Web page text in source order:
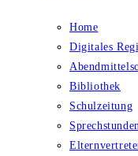
Home
Digitales
Bibliothek
Schulzeitung